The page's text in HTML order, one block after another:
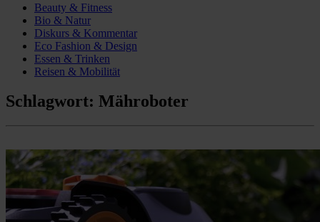
Beauty & Fitness
Bio & Natur
Diskurs & Kommentar
Eco Fashion & Design
Essen & Trinken
Reisen & Mobilität
Schlagwort: Mähroboter